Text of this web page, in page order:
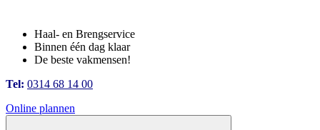
Haal- en Brengservice
Binnen één dag klaar
De beste vakmensen!
Tel: 0314 68 14 00
Online plannen